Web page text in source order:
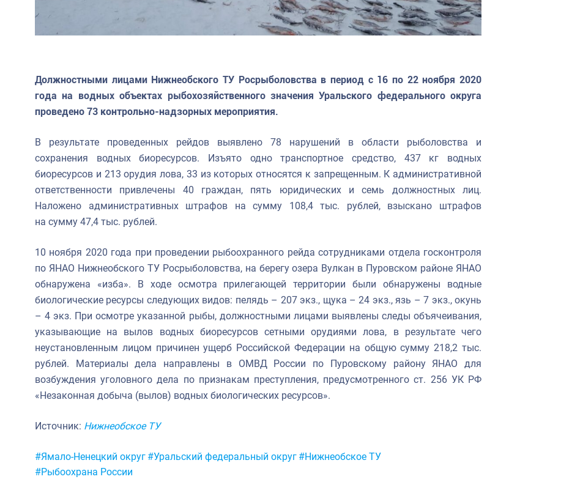
Должностными лицами Нижнеобского ТУ Росрыболовства в период с 16 по 22 ноября 2020
года на водных объектах рыбохозяйственного значения Уральского федерального округа
проведено 73 контрольно-надзорных мероприятия.
В результате проведенных рейдов выявлено 78 нарушений в области рыболовства и
сохранения водных биоресурсов. Изъято одно транспортное средство, 437 кг водных
биоресурсов и 213 орудия лова, 33 из которых относятся к запрещенным. К административной
ответственности привлечены 40 граждан, пять юридических и семь должностных лиц.
Наложено административных штрафов на сумму 108,4 тыс. рублей, взыскано штрафов
на сумму 47,4 тыс. рублей.
10 ноября 2020 года при проведении рыбоохранного рейда сотрудниками отдела госконтроля
по ЯНАО Нижнеобского ТУ Росрыболовства, на берегу озера Вулкан в Пуровском районе ЯНАО
обнаружена «изба». В ходе осмотра прилегающей территории были обнаружены водные
биологические ресурсы следующих видов: пелядь – 207 экз., щука – 24 экз., язь – 7 экз., окунь
– 4 экз. При осмотре указанной рыбы, должностными лицами выявлены следы объячеивания,
указывающие на вылов водных биоресурсов сетными орудиями лова, в результате чего
неустановленным лицом причинен ущерб Российской Федерации на общую сумму 218,2 тыс.
рублей. Материалы дела направлены в ОМВД России по Пуровскому району ЯНАО для
возбуждения уголовного дела по признакам преступления, предусмотренного ст. 256 УК РФ
«Незаконная добыча (вылов) водных биологических ресурсов».
Источник: Нижнеобское ТУ
Метки:
#Ямало-Ненецкий округ #Уральский федеральный округ #Нижнеобское ТУ
#Рыбоохрана России